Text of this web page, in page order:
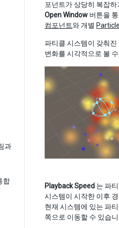
과
합
포넌트가 상당히 복잡
Open Window 버튼을
컴포넌트와 개별
파티클 시스템이 갖춰
변화를 시각적으로 볼
Playback Speed 는 파
시스템이 시작한 이후
현재 시스템에 있는 파
쪽으로 이동할 수 있습